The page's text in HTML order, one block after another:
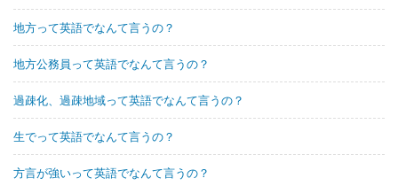
地方って英語でなんて言うの？
地方公務員って英語でなんて言うの？
過疎化、過疎地域って英語でなんて言うの？
生でって英語でなんて言うの？
方言が強いって英語でなんて言うの？